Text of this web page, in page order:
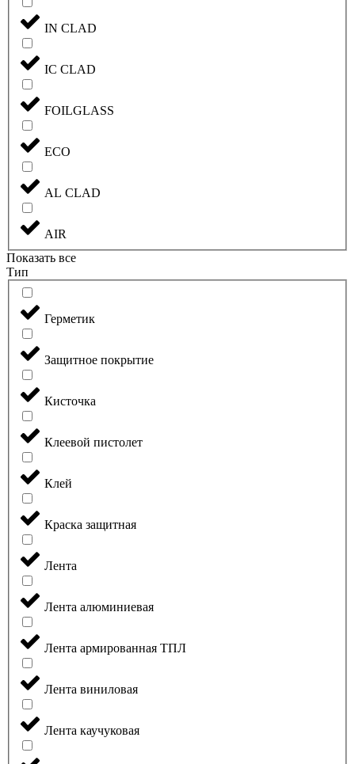
IN CLAD
IC CLAD
FOILGLASS
ECO
AL CLAD
AIR
Показать все
Тип
Герметик
Защитное покрытие
Кисточка
Клеевой пистолет
Клей
Краска защитная
Лента
Лента алюминиевая
Лента армированная ТПЛ
Лента виниловая
Лента каучуковая